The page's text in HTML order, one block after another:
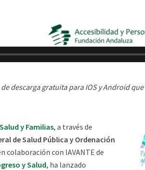
descarga gratuita para IOS y Android
y Familias, a través de
de Salud Pública y Ordenación
colaboración con IAVANTE de
y Salud, ha lanzado